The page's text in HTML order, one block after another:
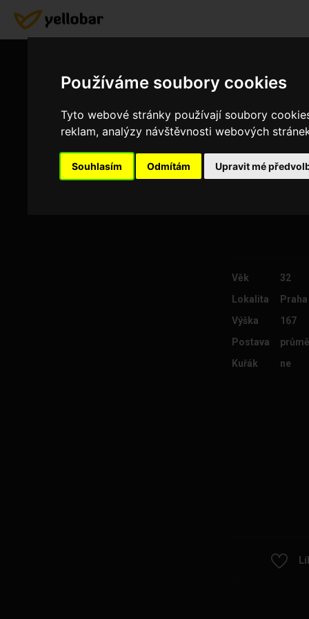
Používáme soubory cookies
Tyto webové stránky používají soubory
reklam, analýzy návštěvnosti webových
Souhlasím Odmítám Upravit mé
Věk
32
Lokalita
Praha
Výška
167
Postava
Kuřák
ne